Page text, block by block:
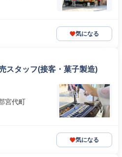
気になる
スタッフ(接客・菓子製造)
宮代町
気になる